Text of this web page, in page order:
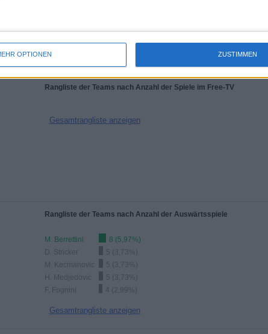
OPTIONEN ZUSTIMMEN
100%
2
CANALES
88
Rangliste der Teams nach Anzahl der Spiele im Free-TV
Gesamtrangliste anzeigen
Rangliste der Teams nach Anzahl der Auswärtsspiele
M. Berrettini
8 (5,97%)
D. Stricker
5 (3,73%)
M. Kecmanovic
5 (3,73%)
H. Medjedovic
5 (3,73%)
F. Fognini
4 (2,99%)
Gesamtrangliste anzeigen